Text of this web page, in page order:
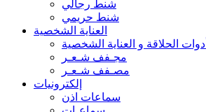
شنط رجالي
شنط حريمي
العناية الشخصية
أدوات الحلاقة و العناية الشخصية
مجـفف شـعـر
مصـفف شـعـر
إلكترونيات
سماعات اذن